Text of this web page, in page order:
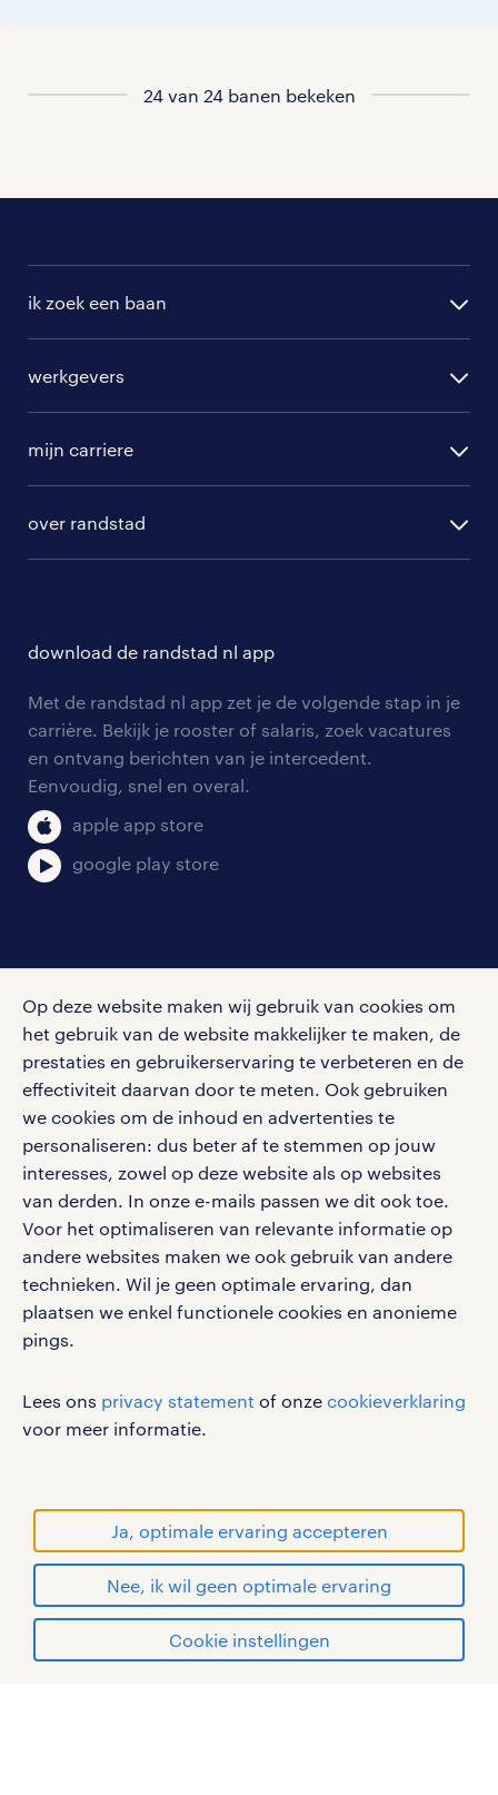
Op deze website maken wij gebruik van cookies om
het gebruik van de website makkelijker te maken, de
prestaties en gebruikerservaring te verbeteren en de
effectiviteit daarvan door te meten. Ook gebruiken
we cookies om de inhoud en advertenties te
personaliseren: dus beter af te stemmen op jouw
interesses, zowel op deze website als op websites
van derden. In onze e-mails passen we dit ook toe.
Voor het optimaliseren van relevante informatie op
andere websites maken we ook gebruik van andere
technieken. Wil je geen optimale ervaring, dan
plaatsen we enkel functionele cookies en anonieme
pings.
Lees ons privacy statement of onze cookieverklaring
voor meer informatie.
Ja, optimale ervaring accepteren
Nee, ik wil geen optimale ervaring
Cookie instellingen
vacatures in Nieuw Namen
24 van 24 banen bekeken
ik zoek een baan
randstad professional
randstad digital
werkgevers
hr-diensten
branches
tarieven
personeel gezocht
aanmelden nieuwsbrief
mijn carriere
blogs en artikelen
salarischecker
bruto-netto calculator
over randstad
onze vestigingen
pers
klachten en misstanden
download de randstad nl app
Met de randstad nl app zet je de volgende stap in je
carrière. Bekijk je rooster of salaris, zoek vacatures
en ontvang berichten van je intercedent.
Eenvoudig, snel en overal.
apple app store
google play store
Volg ons voor de leukste content omtrent
vacatures, solliciteren en inspiratie.
werken bij randstad
gebruikersvoorwaarden
privacystatement
cookies
disclaimer
sitemap
RANDSTAD, HUMAN FORWARD en SHAPING THE
WORLD OF WORK zijn geregistreerde